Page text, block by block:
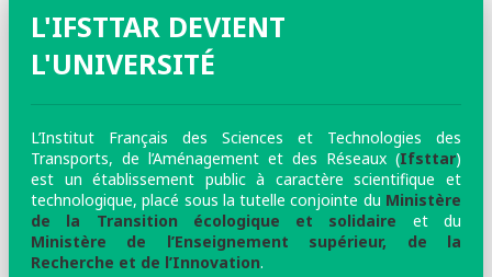
L'IFSTTAR DEVIENT
L'UNIVERSITÉ
L’Institut Français des Sciences et Technologies des
Transports, de l’Aménagement et des Réseaux (Ifsttar)
est un établissement public à caractère scientifique et
technologique, placé sous la tutelle conjointe du Ministère
de la Transition écologique et solidaire et du
Ministère de l’Enseignement supérieur, de la
Recherche et de l’Innovation.